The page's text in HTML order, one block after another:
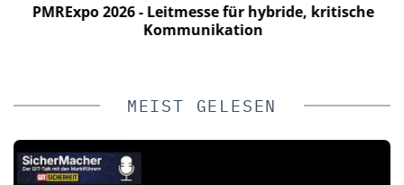
PMRExpo 2026 - Leitmesse für hybride, kritische
Kommunikation
MEIST GELESEN